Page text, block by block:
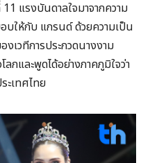
แรงบันดาลใจมาจากความ
ให้กับ แกรนด์ ด้วยความเป็น
เวทีการประกวดนางงาม
กและพูดได้อย่างภาคภูมิใจว่า
เทศไทย